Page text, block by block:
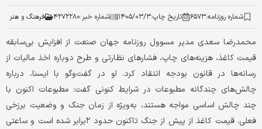
شماره روزنامه:۶۵۷۳ تاریخ چاپ:۱۴۰۵/۰۳/۳ شماره خبر:۴۲۷۲۲۸۰ فرهنگ و هنر
محمدرضا سعدی مدیر مسوول روزنامه جهان صنعت از افزایش بی‌سابقه
قیمت کاغذ، هزینه‌های چاپ، فشارهای نظارتی و طرح دوباره اخذ مالیات از
رسانه‌ها در قانون بودجه انتقاد کرد. او در گفت‌وگو با ایسنا، درباره
چالش‌های چندگانه مطبوعات در شرایط کنونی گفت: مطبوعات اکنون با
چند چالش اساسی مواجه هستند، به‌ویژه از زمان جنگ و وضعیت برزخی
فعلی. قیمت کاغذ از پیش از جنگ تاکنون حدود ۲برابر شده است و ساعتی